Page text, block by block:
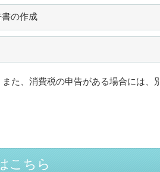
の作成
た、消費税の申告がある場合には、
こちら